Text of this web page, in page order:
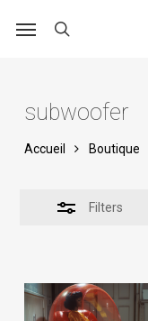
subwoofer
Accueil Boutique
Filters